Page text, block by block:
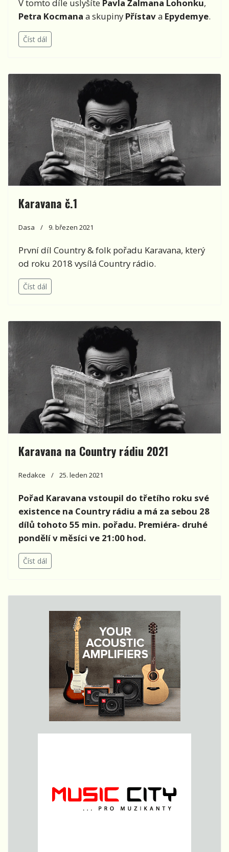
V tomto díle uslyšíte Pavla Žalmana Lohonku,
Petra Kocmana a skupiny Přístava Epydemye.
Číst dál
Karavana č.1
Dasa 9. březen 2021
První díl Country & folk pořadu Karavana, který
od roku 2018 vysílá Country rádio.
Číst dál
Karavana na Country rádiu 2021
Redakce 25. leden 2021
Pořad Karavana vstoupil do třetího roku své
existence na Country rádiu a má za sebou 28
dílů tohoto 55 min. pořadu. Premiéra- druhé
pondělí v měsíci ve 21:00 hod.
Číst dál